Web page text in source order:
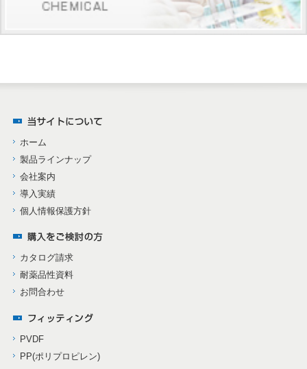
ホーム
製品ラインナップ
会社案内
導入実績
個人情報保護方針
カタログ請求
耐薬品性資料
お問合わせ
PVDF
PP(ポリプロピレン)